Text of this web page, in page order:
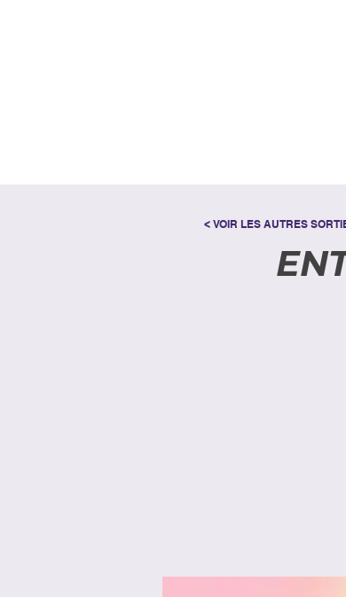
< VOIR LES AUTRES